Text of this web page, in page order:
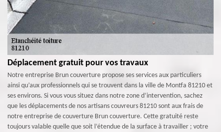
Déplacement gratuit pour vos travaux
Notre entreprise Brun couverture propose ses services aux particuliers
ainsi qu’aux professionnels qui se trouvent dans la ville de Montfa 81210 et
ses environs. Si vous vous situez dans notre zone d’intervention, sachez
que les déplacements de nos artisans couvreurs 81210 sont aux frais de
notre entreprise de couverture Brun couverture. Cette gratuité reste
toujours valable quelle que soit l’étendue de la surface à travailler ; votre